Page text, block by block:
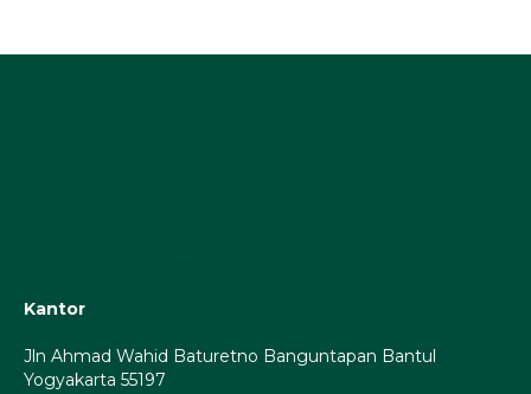
Kantor
Jln Ahmad Wahid Baturetno Banguntapan Bantul
Yogyakarta 55197